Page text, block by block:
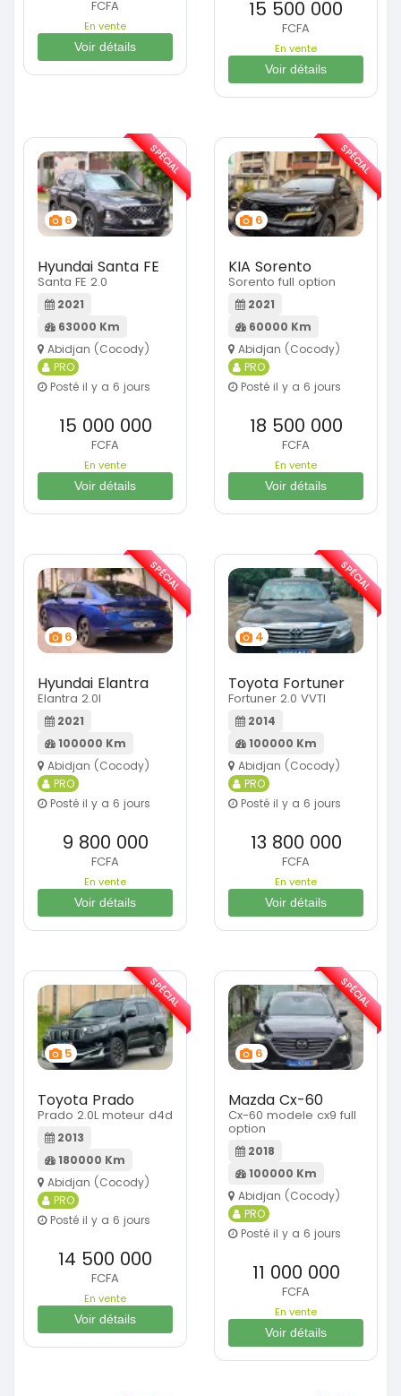
FCFA
En vente
Voir détails
15 500 000
FCFA
En vente
Voir détails
6
Hyundai Santa FE
Santa FE 2.0
2021
63000 Km
Abidjan (Cocody)
PRO
Posté il y a 6 jours
15 000 000
FCFA
En vente
Voir détails
SPÉCIAL
6
KIA Sorento
Sorento full option
2021
60000 Km
Abidjan (Cocody)
PRO
Posté il y a 6 jours
18 500 000
FCFA
En vente
Voir détails
SPÉCIAL
6
Hyundai Elantra
Elantra 2.0l
2021
100000 Km
Abidjan (Cocody)
PRO
Posté il y a 6 jours
9 800 000
FCFA
En vente
Voir détails
SPÉCIAL
4
Toyota Fortuner
Fortuner 2.0 VVTI
2014
100000 Km
Abidjan (Cocody)
PRO
Posté il y a 6 jours
13 800 000
FCFA
En vente
Voir détails
SPÉCIAL
5
Toyota Prado
Prado 2.0L moteur d4d
2013
180000 Km
Abidjan (Cocody)
PRO
Posté il y a 6 jours
14 500 000
FCFA
En vente
Voir détails
SPÉCIAL
6
Mazda Cx-60
Cx-60 modele cx9 full
option
2018
100000 Km
Abidjan (Cocody)
PRO
Posté il y a 6 jours
11 000 000
FCFA
En vente
Voir détails
SPÉCIAL